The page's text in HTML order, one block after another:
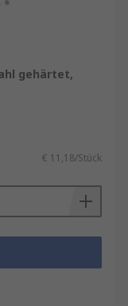
gehärtet,
€ 11,18/Stück